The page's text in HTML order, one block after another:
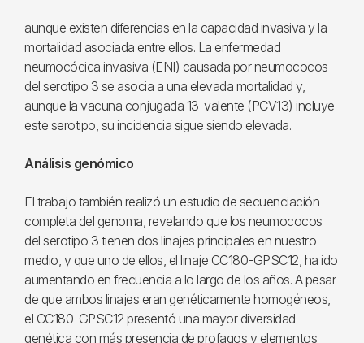
aunque existen diferencias en la capacidad invasiva y la
mortalidad asociada entre ellos. La enfermedad
neumocócica invasiva (ENI) causada por neumococos
del serotipo 3 se asocia a una elevada mortalidad y,
aunque la vacuna conjugada 13-valente (PCV13) incluye
este serotipo, su incidencia sigue siendo elevada.
Análisis genómico
El trabajo también realizó un estudio de secuenciación
completa del genoma, revelando que los neumococos
del serotipo 3 tienen dos linajes principales en nuestro
medio, y que uno de ellos, el linaje CC180-GPSC12, ha ido
aumentando en frecuencia a lo largo de los años. A pesar
de que ambos linajes eran genéticamente homogéneos,
el CC180-GPSC12 presentó una mayor diversidad
genética con más presencia de profagos y elementos